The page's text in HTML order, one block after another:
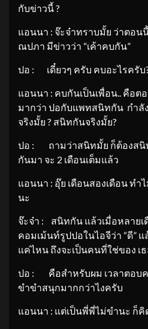
กับข่าวนี้ ?
แอนนา : จ๊ะจ๋าทราบมั้ย ว่าตอน
ณปภา มีข่าวว่า “เค้าคบกัน”
ปอ : เดี๋ยวๆ ครับ คบอะไรครับ
แอนนา : คบกันเป็นเพื่อน.. คือต
มากว่า ปอกับแพทสนิทกัน กำลั
จริงมั้ย ? สนิทกันจริงมั้ย?
ปอ : ถามว่าสนิทมั้ย ก็ต้องสนิท
กันมา จะ 2 เดือนเต็มแล้ว
แอนนา : อุ๊ย เดือนสองเดือน ทำ
นะ
จ๊ะจ๋า : สนิทกัน แล้วเมื่อหลาย
คอมเม้นท์รูปปอในไอจีว่า “ดี” แ
แค่ไหน ถึงจะเป็นคนที่ใช่ของ เธ
ปอ : คือสำหรับผม เวลาตอบ
ขำขำสนุกมากกว่าไงครับ
แอนนา : แต่เป็นพี่พี่ไม่ขำนะ ก็คิด